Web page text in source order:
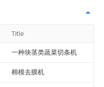
Title
一种块茎类蔬菜切条机
棉模去膜机